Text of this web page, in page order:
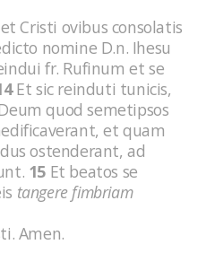
Cristi ovibus consolatis
nomine D.n. Ihesu
fr. Rufinum et se
Et sic reinduti tunicis,
quod semetipsos
et quam
ostenderant, ad
15 Et beatos se
tangere fimbriam
Amen.